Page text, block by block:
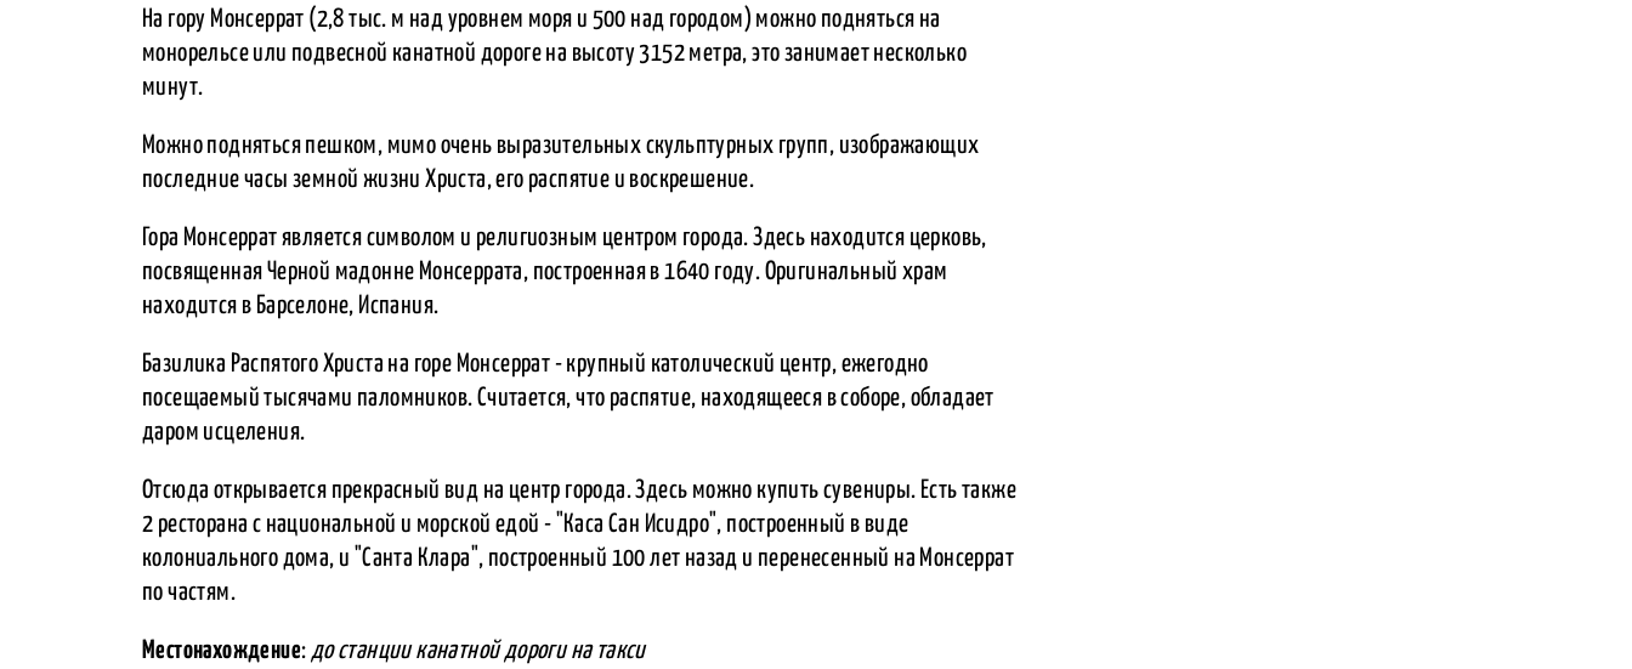
На гору Монсеррат (2,8 тыс. м над уровнем моря и 500 над городом) можно подняться на
монорельсе или подвесной канатной дороге на высоту 3152 метра, это занимает несколько
минут.
Можно подняться пешком, мимо очень выразительных скульптурных групп, изображающих
последние часы земной жизни Христа, его распятие и воскрешение.
Гора Монсеррат является символом и религиозным центром города. Здесь находится церковь,
посвященная Черной мадонне Монсеррата, построенная в 1640 году. Оригинальный храм
находится в Барселоне, Испания.
Базилика Распятого Христа на горе Монсеррат - крупный католический центр, ежегодно
посещаемый тысячами паломников. Считается, что распятие, находящееся в соборе, обладает
даром исцеления.
Отсюда открывается прекрасный вид на центр города. Здесь можно купить сувениры. Есть также
2 ресторана с национальной и морской едой - "Каса Сан Исидро", построенный в виде
колониального дома, и "Санта Клара", построенный 100 лет назад и перенесенный на Монсеррат
по частям.
Местонахождение: до станции канатной дороги на такси